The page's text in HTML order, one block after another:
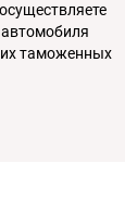
таможенных